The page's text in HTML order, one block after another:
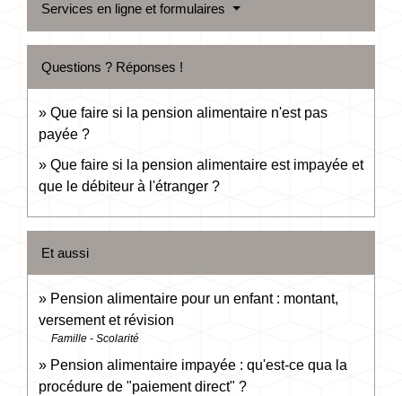
Services en ligne et formulaires
Questions ? Réponses !
Que faire si la pension alimentaire n'est pas
payée ?
Que faire si la pension alimentaire est impayée et
que le débiteur à l'étranger ?
Et aussi
Pension alimentaire pour un enfant : montant,
versement et révision
Famille - Scolarité
Pension alimentaire impayée : qu'est-ce qua la
procédure de "paiement direct" ?